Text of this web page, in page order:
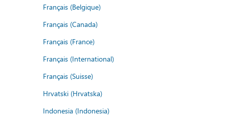
Français (Belgique)
Français (Canada)
Français (France)
Français (International)
Français (Suisse)
Hrvatski (Hrvatska)
Indonesia (Indonesia)